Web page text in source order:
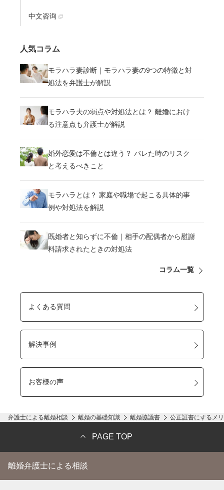
中文咨询
人気コラム
モラハラ妻診断｜モラハラ妻の9つの特徴と対
処法を弁護士が解説
モラハラ夫の弱点や対処法とは？ 離婚におけ
る注意点も弁護士が解説
婚外恋愛は不倫とは違う？ バレた時のリスク
と考えるべきこと
モラハラとは？ 家庭や職場で起こる具体的事
例や対処法を解説
既婚者と知らずに不倫｜相手の配偶者から慰謝
料請求されたときの対処法
コラム一覧
よくある質問
解決事例
お客様の声
弁護士による離婚相談 離婚の基礎知識 離婚協議書 公正証書にするメ
PAGE TOP
離婚弁護士による相談